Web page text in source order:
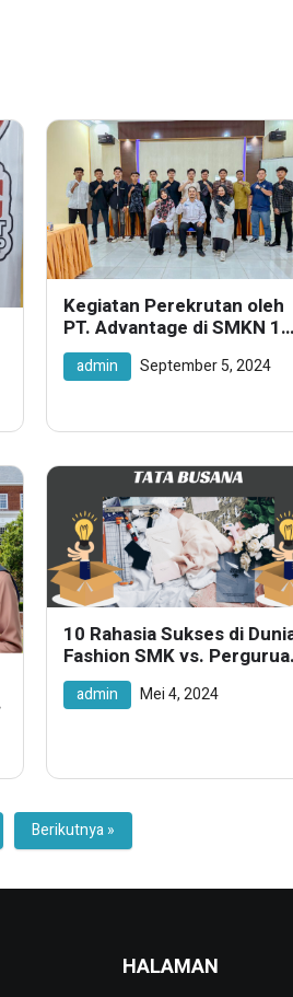
Kegiatan Perekrutan oleh
PT. Advantage di SMKN 1
Teluk Kuantan
admin September 5, 2024
10 Rahasia Sukses di
Fashion SMK vs.
Tinggi, Mana yang Lebih
Baik?
admin Mei 4, 2024
Berikutnya »
HALAMAN